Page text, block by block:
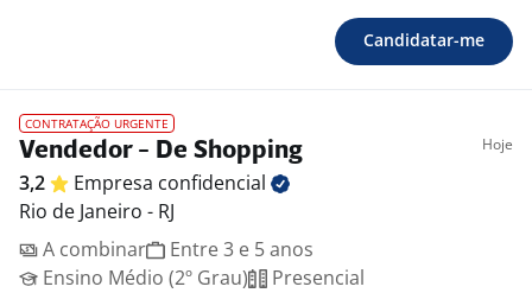
Candidatar-me
CONTRATAÇÃO URGENTE
Vendedor - De Shopping Hoje
3,2 Empresa confidencial
Rio de Janeiro - RJ
A combinar
Entre 3 e 5 anos
Ensino Médio (2º Grau)
Presencial